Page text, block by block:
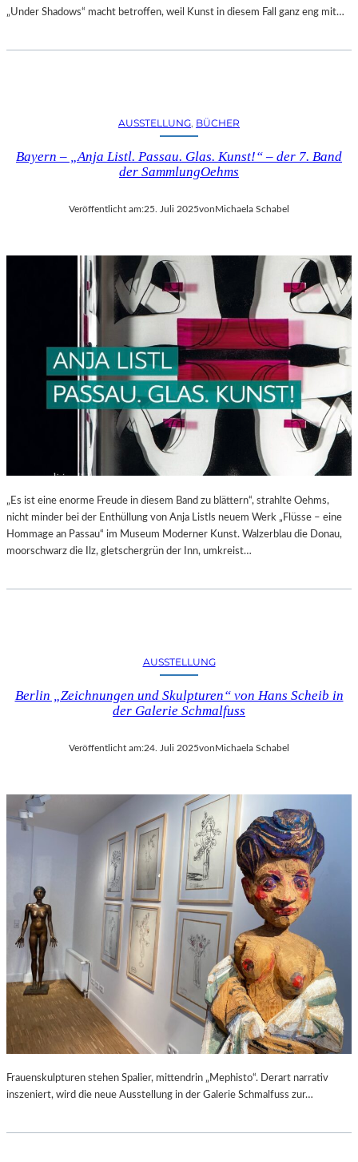
„Under Shadows“ macht betroffen, weil Kunst in diesem Fall ganz eng mit…
AUSSTELLUNG BÜCHER
Bayern – „Anja Listl. Passau. Glas. Kunst!“ – der 7. Band
der SammlungOehms
Veröffentlicht am:25. Juli 2025vonMichaela Schabel
„Es ist eine enorme Freude in diesem Band zu blättern“, strahlte Oehms,
nicht minder bei der Enthüllung von Anja Listls neuem Werk „Flüsse – eine
Hommage an Passau“ im Museum Moderner Kunst. Walzerblau die Donau,
moorschwarz die Ilz, gletschergrün der Inn, umkreist…
AUSSTELLUNG
Berlin „Zeichnungen und Skulpturen“ von Hans Scheib in
der Galerie Schmalfuss
Veröffentlicht am:24. Juli 2025vonMichaela Schabel
Frauenskulpturen stehen Spalier, mittendrin „Mephisto“. Derart narrativ
inszeniert, wird die neue Ausstellung in der Galerie Schmalfuss zur…